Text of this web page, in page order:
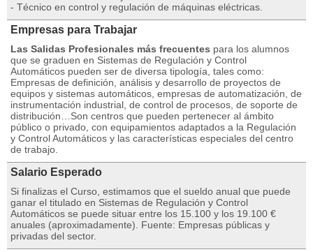
- Técnico en control y regulación de máquinas eléctricas.
Empresas para Trabajar
Las Salidas Profesionales más frecuentes para los alumnos
que se graduen en Sistemas de Regulación y Control
Automáticos pueden ser de diversa tipología, tales como:
Empresas de definición, análisis y desarrollo de proyectos de
equipos y sistemas automáticos, empresas de automatización, de
instrumentación industrial, de control de procesos, de soporte de
distribución…Son centros que pueden pertenecer al ámbito
público o privado, con equipamientos adaptados a la Regulación
y Control Automáticos y las características especiales del centro
de trabajo.
Salario Esperado
Si finalizas el Curso, estimamos que el sueldo anual que puede
ganar el titulado en Sistemas de Regulación y Control
Automáticos se puede situar entre los 15.100 y los 19.100 €
anuales (aproximadamente). Fuente: Empresas públicas y
privadas del sector.